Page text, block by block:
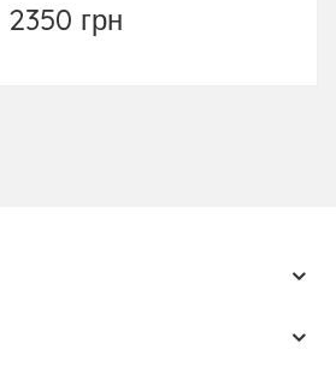
2350 грн